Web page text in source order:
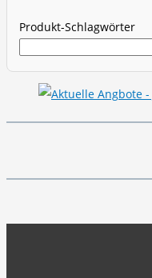
Produkt-Schlagwörter